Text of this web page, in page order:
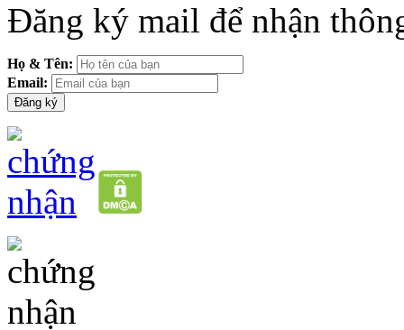
Đăng ký mail để nhận
Họ & Tên:
Email: